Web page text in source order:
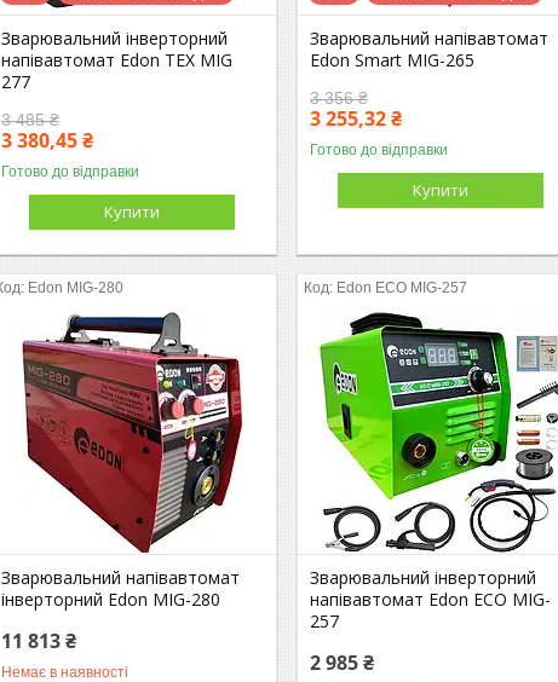
Зварювальний інверторний
напівавтомат Edon TEX MIG
277
3 485 ₴
3 380,45 ₴
Готово до відправки
Купити
Зварювальний напівавтомат
Edon Smart MIG-265
3 356 ₴
3 255,32 ₴
Готово до відправки
Купити
Edon MIG-280
Зварювальний напівавтомат
інверторний Edon MIG-280
11 813 ₴
Немає в наявності
Edon ECO MIG-257
Зварювальний інверторний
напівавтомат Edon ECO MIG-
257
2 985 ₴